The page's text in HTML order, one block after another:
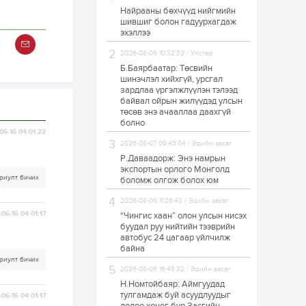
16 04:01:22
бичих
16 04:01:17
бичих
16 04:01:17
Худалдагч
Н.Амарзаяа:
хуудастай өрийн
дэвтэр долоо хоногт
1 өдөр
Б.Хулан дэлхийн
аварга боллоо
1 өдөр 0
Р.Даваадорж: Энэ
намрын экспортын
орлого Монголд
боломж олгож болох
юм
1 өдөр 0 2
Автомашины улсын
дугаар сондгой
өнөөдөр шатахуун
авна
1 өдөр 0
Найрааны бөхчүүд нийгмийн
шившиг болон гадуурхагдаж
эхэллээ
2026-08-06 10:32:53 / Улстөр
Б.Баярбаатар: Төсвийн
шинэчлэл хийхгүй, урсгал
зардлаа үргэлжлүүлэн тэлээд
байвал ойрын жилүүдэд улсын
төсөв энэ ачааллаа даахгүй
болно
2026-08-07 09:45:04 / Эдийн засаг
Р.Даваадорж: Энэ намрын
экспортын орлого Монголд
боломж олгож болох юм
2026-08-06 11:26:43 / Эдийн засаг
“Чингис хаан” олон улсын нисэх
буудал руу нийтийн тээврийн
автобус 24 цагаар үйлчилж
байна
2026-08-06 16:45:32 / Эдийн засаг
Н.Номтойбаяр: Аймгуудад
тулгамдаж буй асуудлуудыг